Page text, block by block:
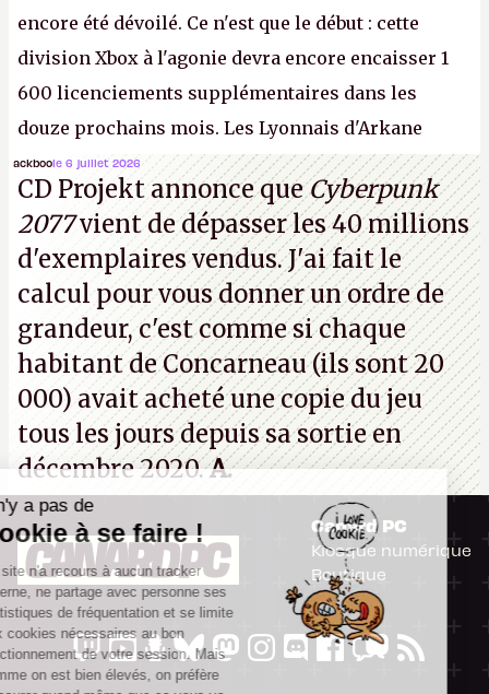
encore été dévoilé. Ce n'est que le début : cette
division Xbox à l'agonie devra encore encaisser 1
600 licenciements supplémentaires dans les
douze prochains mois. Les Lyonnais d'Arkane
(Dishonored, Deathloop) pourraient faire partie des
prochaines victimes, puisque Microsoft a confirmé
vouloir se séparer du studio.A.
ackboole 6 juillet 2026
CD Projekt annonce queCyberpunk
2077vient de dépasser les 40 millions
d'exemplaires vendus. J'ai fait le
calcul pour vous donner un ordre de
grandeur, c'est comme si chaque
habitant de Concarneau (ils sont 20
000) avait acheté une copie du jeu
tous les jours depuis sa sortie en
décembre 2020.A.
Canard PC
Kiosque numérique
Boutique
Il n'y a pas de
Cookie à se faire !
Ce site n'a recours à aucun tracker
externe, ne partage avec personne ses
statistiques de fréquentation et se limite
aux cookies nécessaires au bon
fonctionnement de votre session. Mais
comme on est bien élevés, on préfère